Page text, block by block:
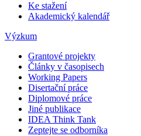
Ke stažení
Akademický kalendář
Výzkum
Grantové projekty
Články v časopisech
Working Papers
Disertační práce
Diplomové práce
Jiné publikace
IDEA Think Tank
Zeptejte se odborníka